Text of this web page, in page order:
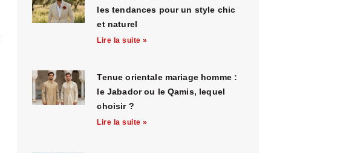
les tendances pour un style chic
et naturel
Lire la suite »
Tenue orientale mariage homme :
le Jabador ou le Qamis, lequel
choisir ?
Lire la suite »